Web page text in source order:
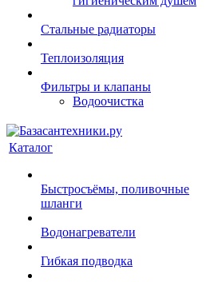
Стальные радиаторы
Теплоизоляция
Фильтры и клапаны
Водоочистка
Каталог
Быстросъёмы, поливочные
шланги
Водонагреватели
Гибкая подводка